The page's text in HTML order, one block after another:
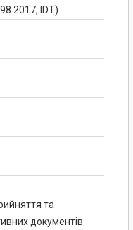
IDT)
та
документів